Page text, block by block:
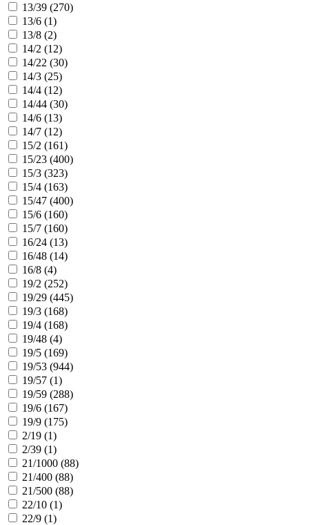
13/39 (270)
13/6 (1)
13/8 (2)
14/2 (12)
14/22 (30)
14/3 (25)
14/4 (12)
14/44 (30)
14/6 (13)
14/7 (12)
15/2 (161)
15/23 (400)
15/3 (323)
15/4 (163)
15/47 (400)
15/6 (160)
15/7 (160)
16/24 (13)
16/48 (14)
16/8 (4)
19/2 (252)
19/29 (445)
19/3 (168)
19/4 (168)
19/48 (4)
19/5 (169)
19/53 (944)
19/57 (1)
19/59 (288)
19/6 (167)
19/9 (175)
2/19 (1)
2/39 (1)
21/1000 (88)
21/400 (88)
21/500 (88)
22/10 (1)
22/9 (1)